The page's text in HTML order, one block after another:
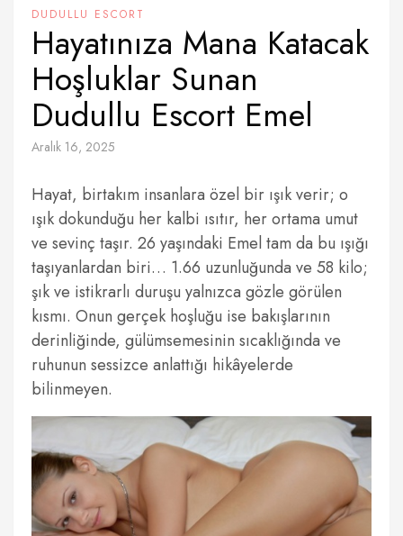
DUDULLU ESCORT
Hayatınıza Mana Katacak
Hoşluklar Sunan
Dudullu Escort Emel
Aralık 16, 2025
Hayat, birtakım insanlara özel bir ışık verir; o
ışık dokunduğu her kalbi ısıtır, her ortama umut
ve sevinç taşır. 26 yaşındaki Emel tam da bu ışığı
taşıyanlardan biri… 1.66 uzunluğunda ve 58 kilo;
şık ve istikrarlı duruşu yalnızca gözle görülen
kısmı. Onun gerçek hoşluğu ise bakışlarının
derinliğinde, gülümsemesinin sıcaklığında ve
ruhunun sessizce anlattığı hikâyelerde
bilinmeyen.